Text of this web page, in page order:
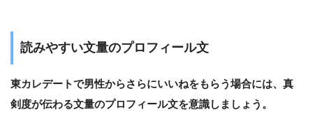
読みやすい文量のプロフィール文
東カレデートで男性からさらにいいねをもらう場合には、真
剣度が伝わる文量のプロフィール文を意識しましょう。